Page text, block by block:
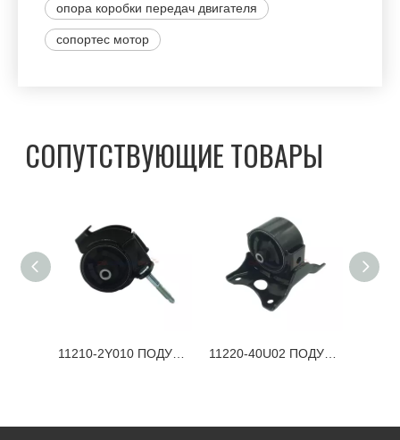
опора коробки передач двигателя
сопортес мотор
СОПУТСТВУЮЩИЕ ТОВАРЫ